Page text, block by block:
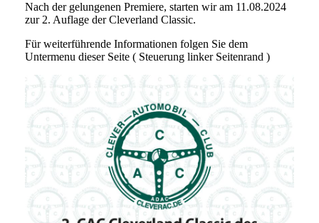
Nach der gelungenen Premiere, starten wir am 11.08.2024
zur 2. Auflage der Cleverland Classic.
Für weiterführende Informationen folgen Sie dem
Untermenu dieser Seite ( Steuerung linker Seitenrand )